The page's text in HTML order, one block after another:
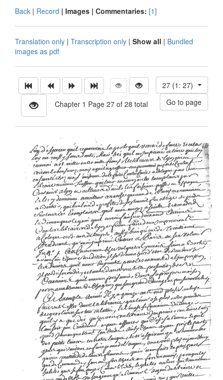
Back | Record | Images | Commentaries: [1]
Translation only | Transcription only | Show all | Bundled
images as pdf
Chapter 1 Page 27 of 28 total
27 (1: 27)